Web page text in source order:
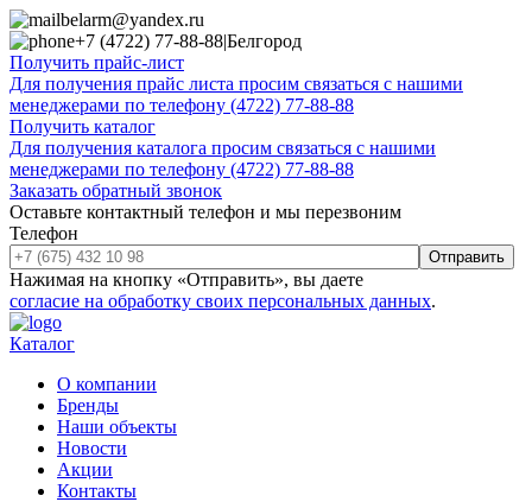
belarm@yandex.ru
+7 (4722) 77-88-88|Белгород
Получить прайс-лист
Для получения прайс листа просим связаться с нашими
менеджерами по телефону (4722) 77-88-88
Получить каталог
Для получения каталога просим связаться с нашими
менеджерами по телефону (4722) 77-88-88
Заказать обратный звонок
Оставьте контактный телефон и мы перезвоним
Телефон
Отправить
Нажимая на кнопку «Отправить», вы даете
согласие на обработку своих персональных данных.
Каталог
О компании
Бренды
Наши объекты
Новости
Акции
Контакты